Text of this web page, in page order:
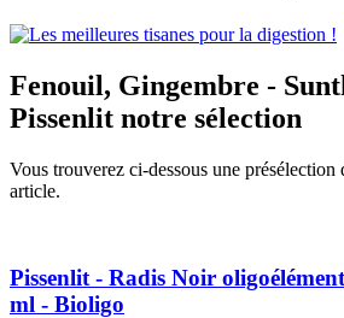
Fenouil, Gingembre -
Pissenlit notre sélection
Vous trouverez ci-dessous une présélection
article.
Pissenlit - Radis Noir
ml - Bioligo